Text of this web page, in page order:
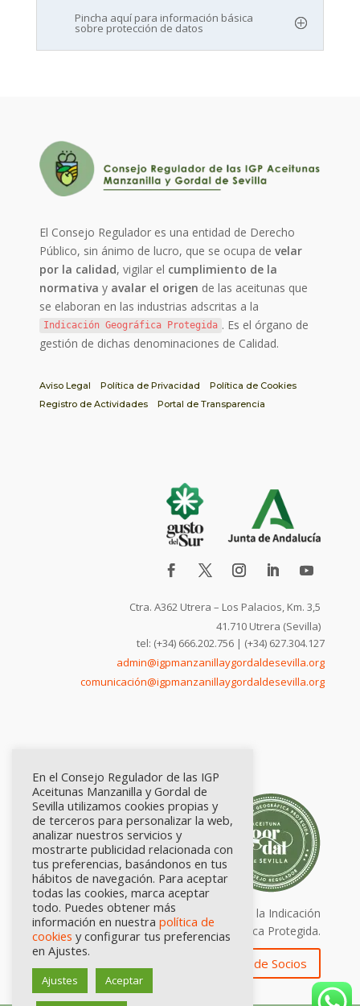
Pincha aquí para información básica
sobre protección de datos
El Consejo Regulador es una entidad de Derecho
Público, sin ánimo de lucro, que se ocupa develar
por la calidad, vigilar el cumplimiento de la
normativa y avalar el origen de las aceitunas que
se elaboran en las industrias adscritas a la
Indicación Geográfica Protegida . Es el órgano de
gestión de dichas denominaciones de Calidad.
Aviso Legal Política de Privacidad
Política de Cookies
Registro de Actividades
Portal de Transparencia
Ctra. A362 Utrera – Los Palacios, Km. 3,5
41.710 Utrera (Sevilla)
tel: (+34) 666.202.756 | (+34) 627.304.127
admin@igpmanzanillaygordaldesevilla.org
comunicación@igpmanzanillaygordaldesevilla.org
Calidad certificada por Origen. Sellos de la Indicación
Geográfica Protegida.
Zona de Socios
En el Consejo Regulador de las IGP
Aceitunas Manzanilla y Gordal de
Sevilla utilizamos cookies propias y
de terceros para personalizar la web,
analizar nuestros servicios y
mostrarte publicidad relacionada con
tus preferencias, basándonos en tus
hábitos de navegación. Para aceptar
todas las cookies, marca aceptar
todo. Puedes obtener más
información en nuestra política de
cookies y configurar tus preferencias
en Ajustes.
Ajustes Aceptar